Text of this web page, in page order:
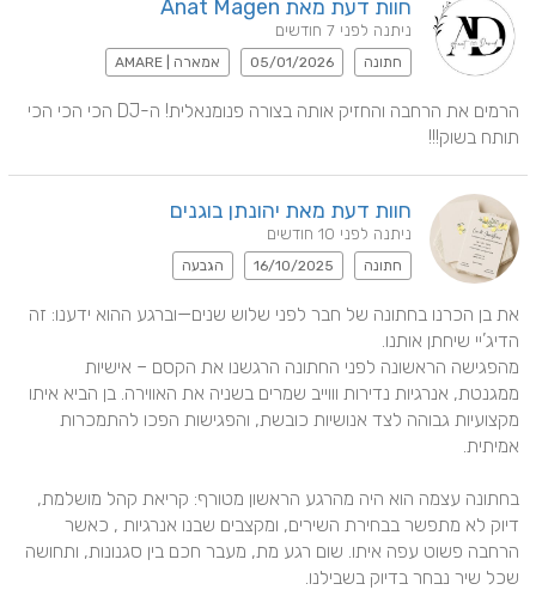
חוות דעת מאת Anat Magen
ניתנה לפני 7 חודשים
חתונה 05/01/2026 אמארה | AMARE
תותח בשוק!!!
חוות דעת מאת יהונתן בוגנים
ניתנה לפני 10 חודשים
חתונה 16/10/2025 הגבעה